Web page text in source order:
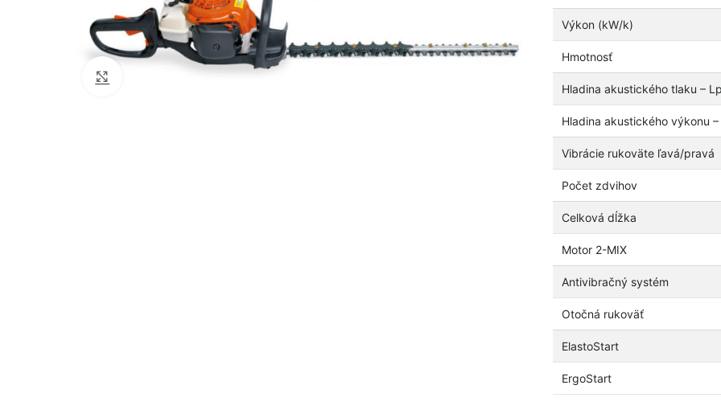
Výkon (kW/k)
Hmotnosť
Hladina akustického tlaku –
Hladina akustického výkonu –
Vibrácie rukoväte ľavá/pravá
Počet zdvihov
Celková dĺžka
Motor 2-MIX
Antivibračný systém
Otočná rukoväť
ElastoStart
ErgoStart